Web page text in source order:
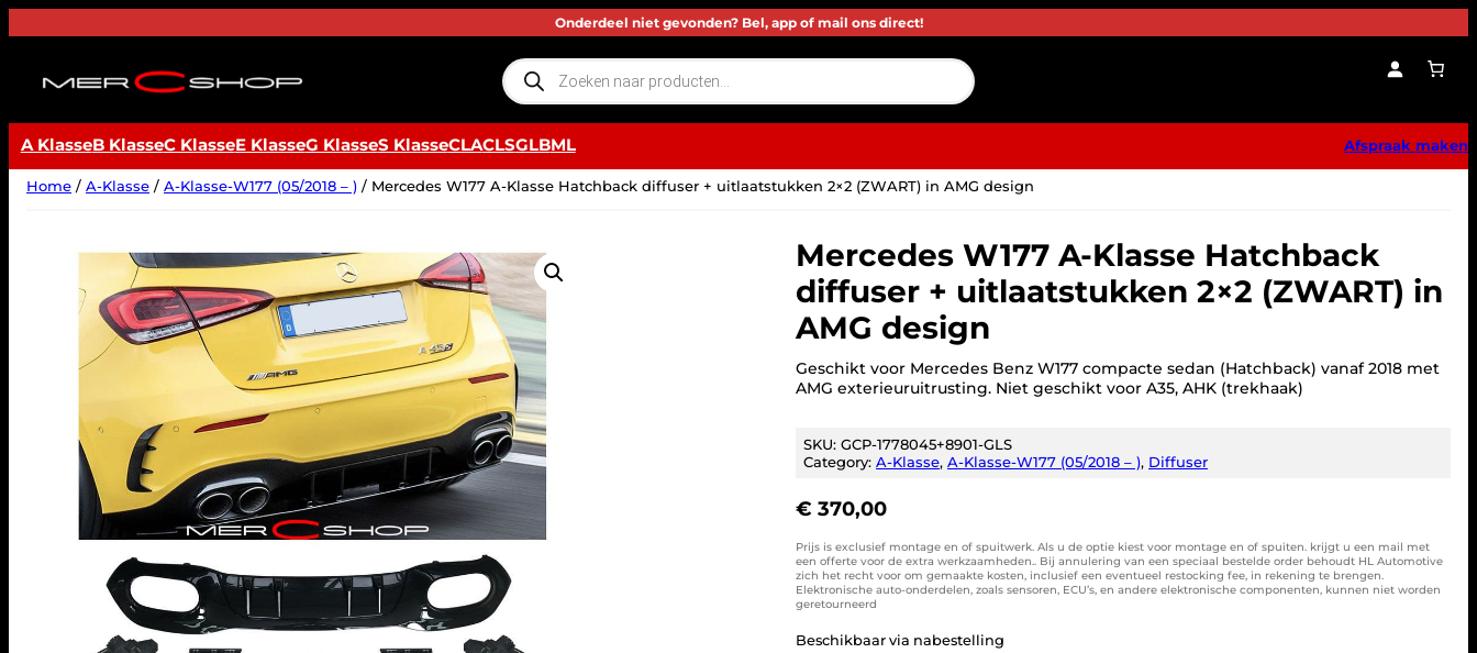
Onderdeel niet gevonden? Bel, app of mail ons direct!
P
r
o
u
c
t
e
n
z
e
n
A KlasseB KlasseC KlasseE KlasseG KlasseS KlasseCLACLSGLBML Afspraak maken
Home / A-Klasse / A-Klasse-W177 (05/2018 – ) / Mercedes W177 A-Klasse Hatchback diffuser + uitlaatstukken 2×2 (ZWART) in AMG design
Mercedes W177 A-Klasse Hatchback
diffuser + uitlaatstukken 2×2 (ZWART) in
AMG design
Geschikt voor Mercedes Benz W177 compacte sedan (Hatchback) vanaf 2018 met
AMG exterieuruitrusting. Niet geschikt voor A35, AHK (trekhaak)
SKU: GCP-1778045+8901-GLS
Category:A-Klasse, A-Klasse-W177 (05/2018 – ), Diffuser
€ 370,00
Prijs is exclusief montage en of spuitwerk. Als u de optie kiest voor montage en of spuiten. krijgt u een mail met
een offerte voor de extra werkzaamheden.. Bij annulering van een speciaal bestelde order behoudt HL Automotive
zich het recht voor om gemaakte kosten, inclusief een eventueel restocking fee, in rekening te brengen.
Elektronische auto-onderdelen, zoals sensoren, ECU’s, en andere elektronische componenten, kunnen niet worden
geretourneerd
Beschikbaar via nabestelling